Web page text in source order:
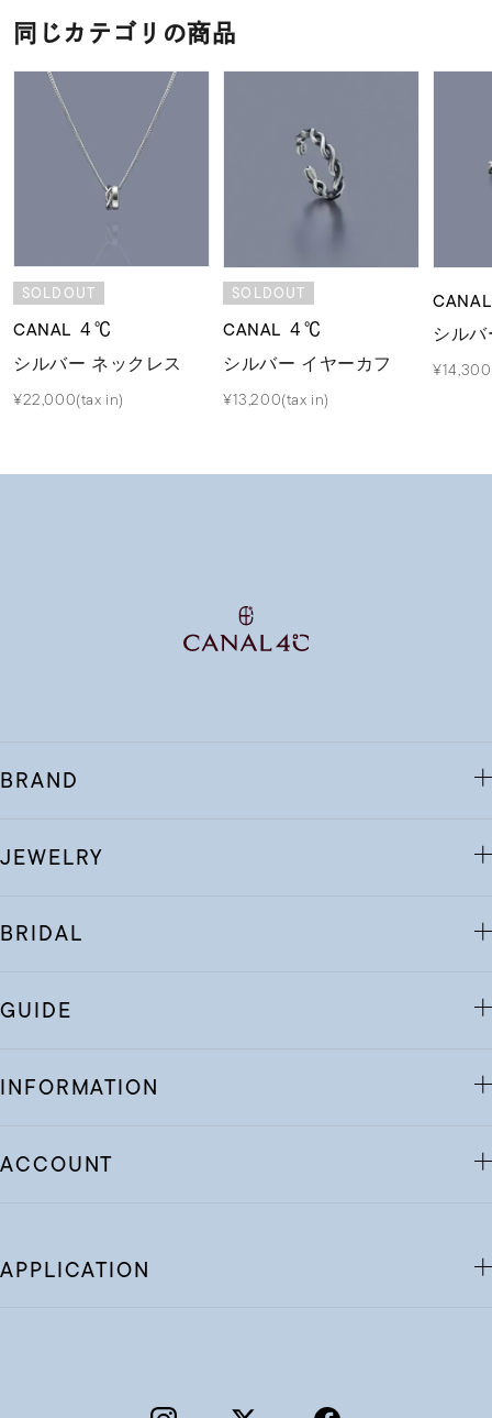
同じカテゴリの商品
SOLDOUT
CANAL ４℃
シルバー ネックレス
¥22,000(tax in)
SOLDOUT
CANAL ４℃
シルバー イヤーカフ
¥13,200(tax in)
シル
BRAND
JEWELRY
BRIDAL
GUIDE
INFORMATION
ACCOUNT
APPLICATION